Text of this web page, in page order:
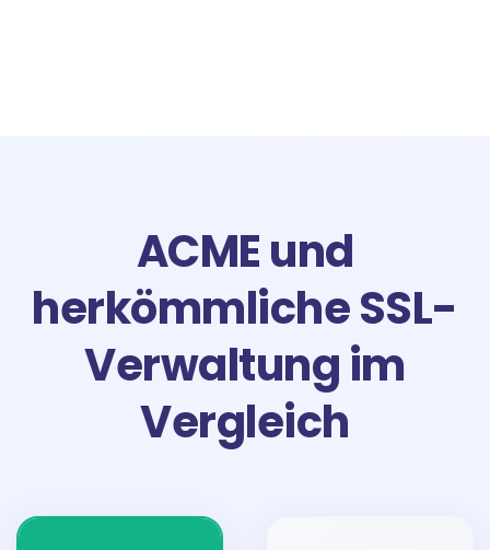
ACME und
herkömmliche SSL-
Verwaltung im
Vergleich